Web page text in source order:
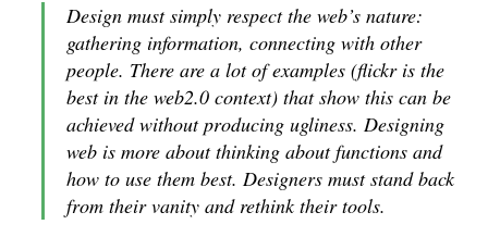
Design must simply respect the web’s nature:
gathering information, connecting with other
people. There are a lot of examples (flickr is the
best in the web2.0 context) that show this can be
achieved without producing ugliness. Designing
web is more about thinking about functions and
how to use them best. Designers must stand back
from their vanity and rethink their tools.